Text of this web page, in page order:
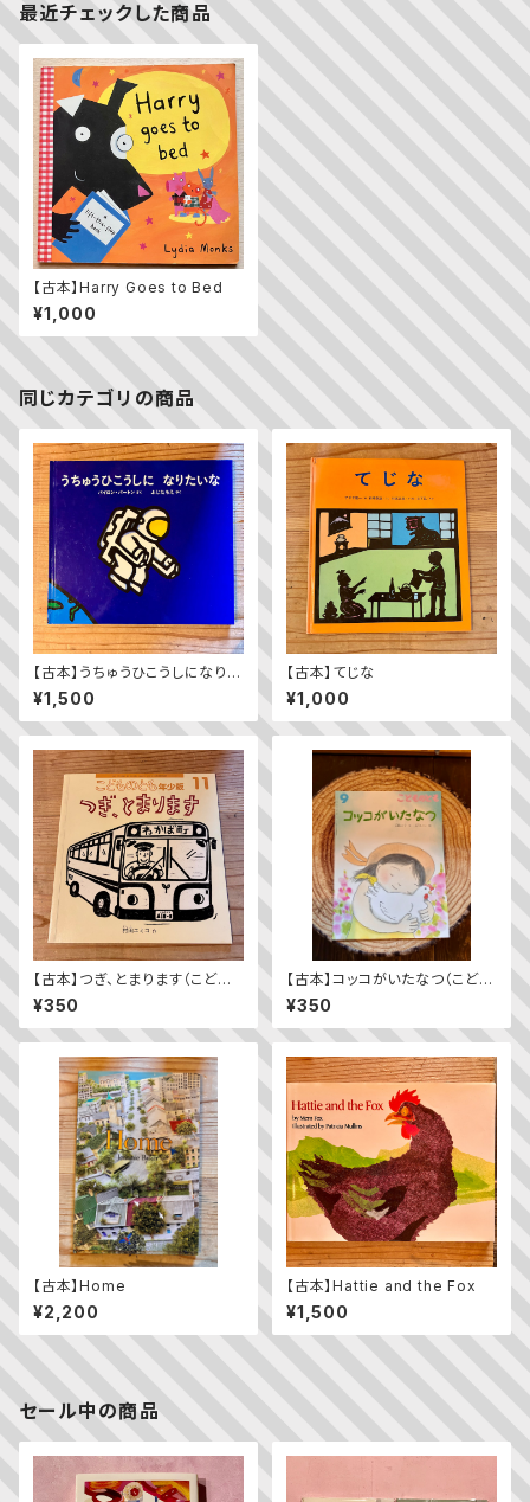
最近チェックした商品
【古本】Harry Goes to Bed
¥1,000
同じカテゴリの商品
【古本】うちゅうひこうしになりた
いな
¥1,500
【古本】てじな
¥1,000
【古本】つぎ、とまります（こども
のとも年少版 2009年11月
号）（第392号）
¥350
【古本】コッコがいたなつ（こども
のとも2023年9月号）
¥350
【古本】Home
¥2,200
【古本】Hattie and the Fox
¥1,500
セール中の商品